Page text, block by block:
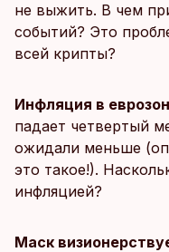
не выжить. В чем
событий? Это
всей крипты?
Инфляция в
падает четвертый
ожидали меньше
это такое!).
инфляцией?
Маск